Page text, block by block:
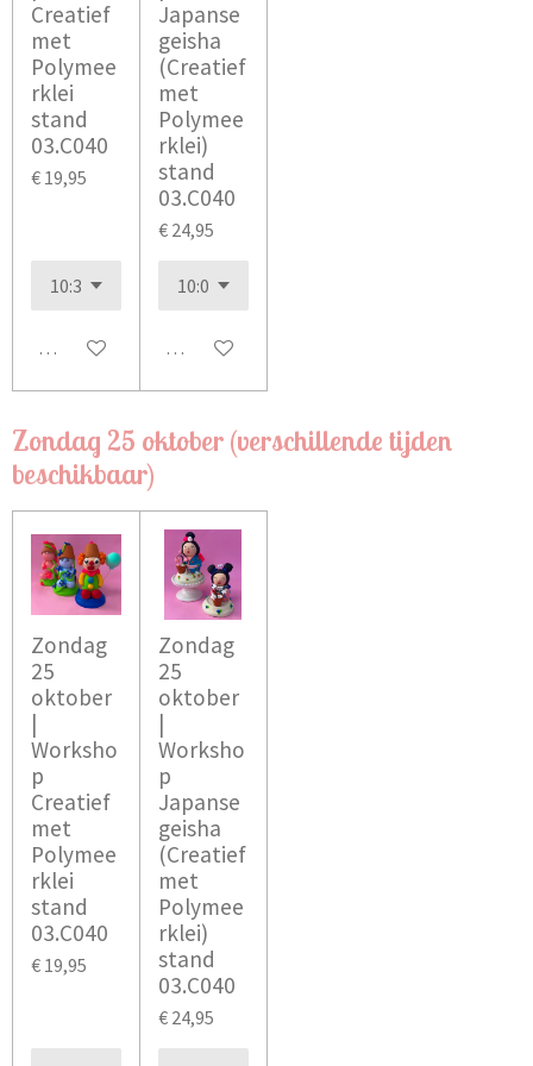
Creatief
met
Polymee
rklei
stand
03.C040
€ 19,95
Bekijk details
Japanse
geisha
(Creatief
met
Polymee
rklei)
stand
03.C040
€ 24,95
In winkelwagen
Zondag 25 oktober (verschillende tijden
beschikbaar)
Zondag
25
oktober
|
Worksho
p
Creatief
met
Polymee
rklei
stand
03.C040
€ 19,95
Zondag
25
oktober
|
Worksho
p
Japanse
geisha
(Creatief
met
Polymee
rklei)
stand
03.C040
€ 24,95